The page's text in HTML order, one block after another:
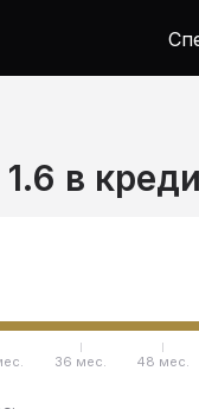
в
36 мес. 48 мес.